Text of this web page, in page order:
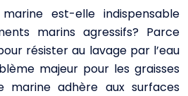
est-elle indispensable
marins agressifs? Parce
résister au lavage par l’eau
majeur pour les graisses
marine adhère aux surfaces